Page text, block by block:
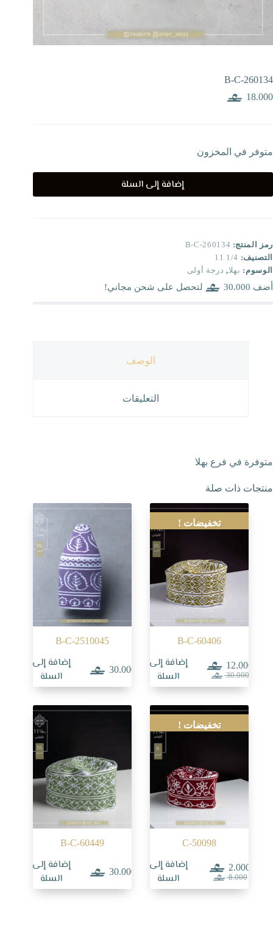
B-C-260134
18.000
متوفر في المخزون
إضافة إلى السلة
رمز المنتج: B-C-260134
التصنيف: 1/4 11
الوسوم: بهلا, درجة أولى
أضف 30.000 لتحصل على شحن مجاني!
الوصف
التعليقات
متوفرة في فرع بهلا
منتجات ذات صلة
تخفيضات !
B-C-60406
30.000السعر
الأصلي
30.000.
12.000
السعر
الحالي
12.000.
إضافة إلى
السلة
B-C-2510045
30.000
إضافة إلى
السلة
تخفيضات !
C-50098
8.000السعر
الأصلي
2.000
السعر
الحالي
إضافة إلى
السلة
B-C-60449
30.000
إضافة إلى
السلة